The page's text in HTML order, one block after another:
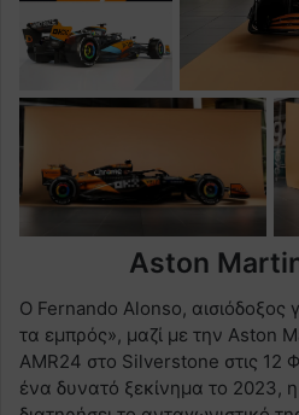
Aston
Ο Fernando Alonso, αισιόδοξος
τα εμπρός», μαζί με την Aston
AMR24 στο Silverstone στις 12
ένα δυνατό ξεκίνημα το 2023,